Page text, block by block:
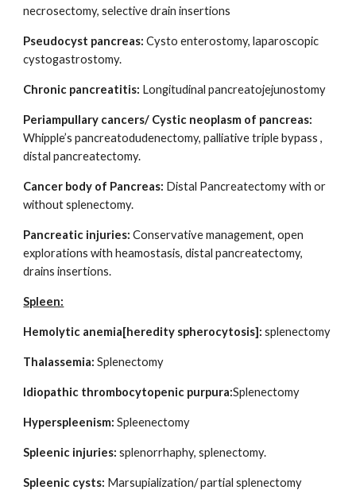
necrosectomy, selective drain insertions
Pseudocyst pancreas: Cysto enterostomy, laparoscopic
cystogastrostomy.
Chronic pancreatitis: Longitudinal pancreatojejunostomy
Periampullary cancers/ Cystic neoplasm of pancreas:
Whipple’s pancreatodudenectomy, palliative triple bypass ,
distal pancreatectomy.
Cancer body of Pancreas: Distal Pancreatectomy with or
without splenectomy.
Pancreatic injuries: Conservative management, open
explorations with heamostasis, distal pancreatectomy,
drains insertions.
Spleen:
Hemolytic anemia[heredity spherocytosis]: splenectomy
Thalassemia: Splenectomy
Idiopathic thrombocytopenic purpura:Splenectomy
Hyperspleenism: Spleenectomy
Spleenic injuries: splenorrhaphy, splenectomy.
Spleenic cysts: Marsupialization/ partial splenectomy